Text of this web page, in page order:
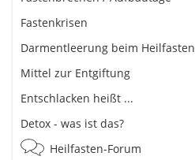
Fastenkrisen
Darmentleerung beim Heilfasten
Mittel zur Entgiftung
Entschlacken heißt ...
Detox - was ist das?
Heilfasten-Forum